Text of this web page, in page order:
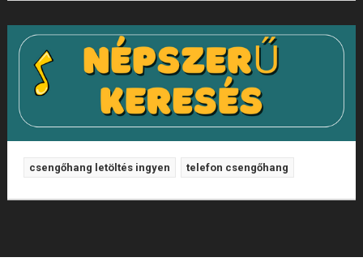
csengőhang letöltés ingyen telefon csengőhang